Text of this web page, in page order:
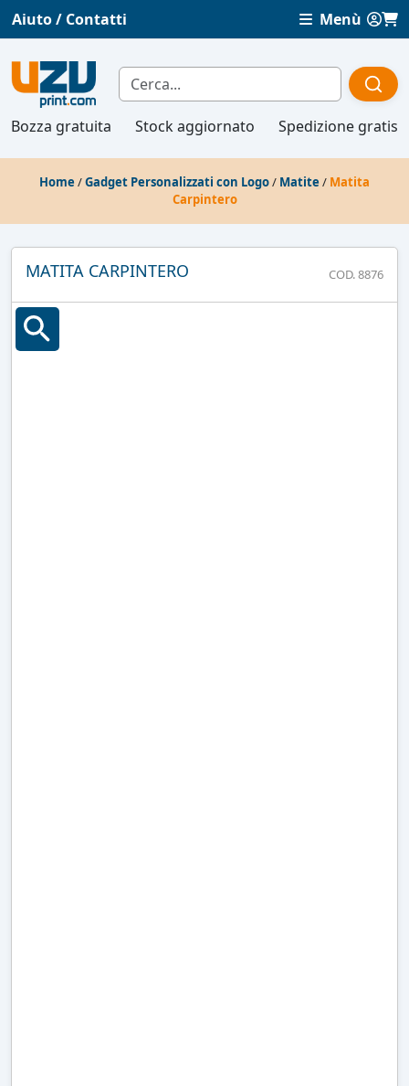
Aiuto / Contatti Menù
Bozza gratuita Stock aggiornato Spedizione gratis
Home /Gadget Personalizzati con Logo/ Matite / Matita
Carpintero
MATITA CARPINTERO COD. 8876